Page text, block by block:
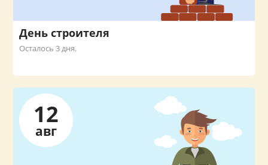
День строителя
Осталось 3 дня.
12
авг